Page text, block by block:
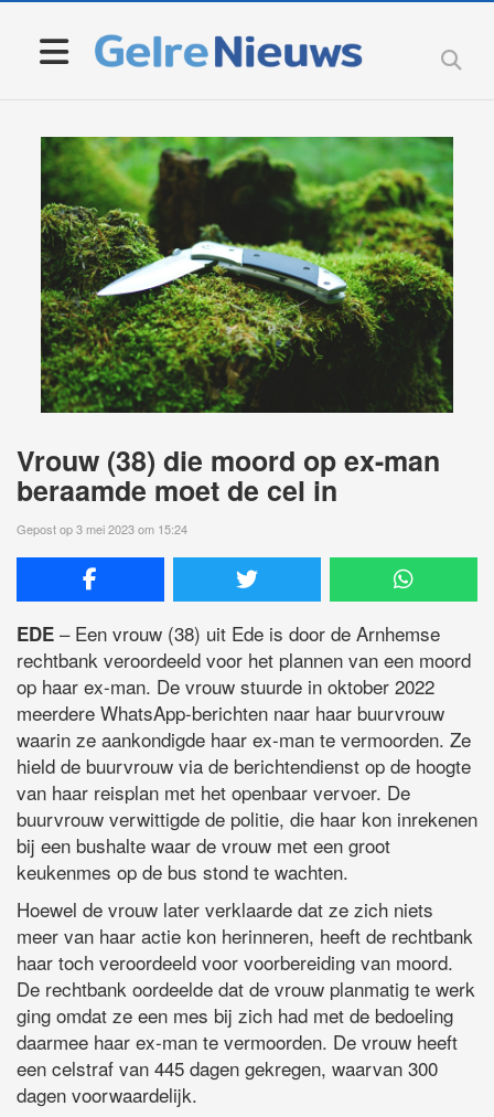
Vrouw (38) die moord op ex-man
beraamde moet de cel in
Gepost op 3 mei 2023 om 15:24
EDE – Een vrouw (38) uit Ede is door de Arnhemse
rechtbank veroordeeld voor het plannen van een moord
op haar ex-man. De vrouw stuurde in oktober 2022
meerdere WhatsApp-berichten naar haar buurvrouw
waarin ze aankondigde haar ex-man te vermoorden. Ze
hield de buurvrouw via de berichtendienst op de hoogte
van haar reisplan met het openbaar vervoer. De
buurvrouw verwittigde de politie, die haar kon inrekenen
bij een bushalte waar de vrouw met een groot
keukenmes op de bus stond te wachten.
Hoewel de vrouw later verklaarde dat ze zich niets
meer van haar actie kon herinneren, heeft de rechtbank
haar toch veroordeeld voor voorbereiding van moord.
De rechtbank oordeelde dat de vrouw planmatig te werk
ging omdat ze een mes bij zich had met de bedoeling
daarmee haar ex-man te vermoorden. De vrouw heeft
een celstraf van 445 dagen gekregen, waarvan 300
dagen voorwaardelijk.